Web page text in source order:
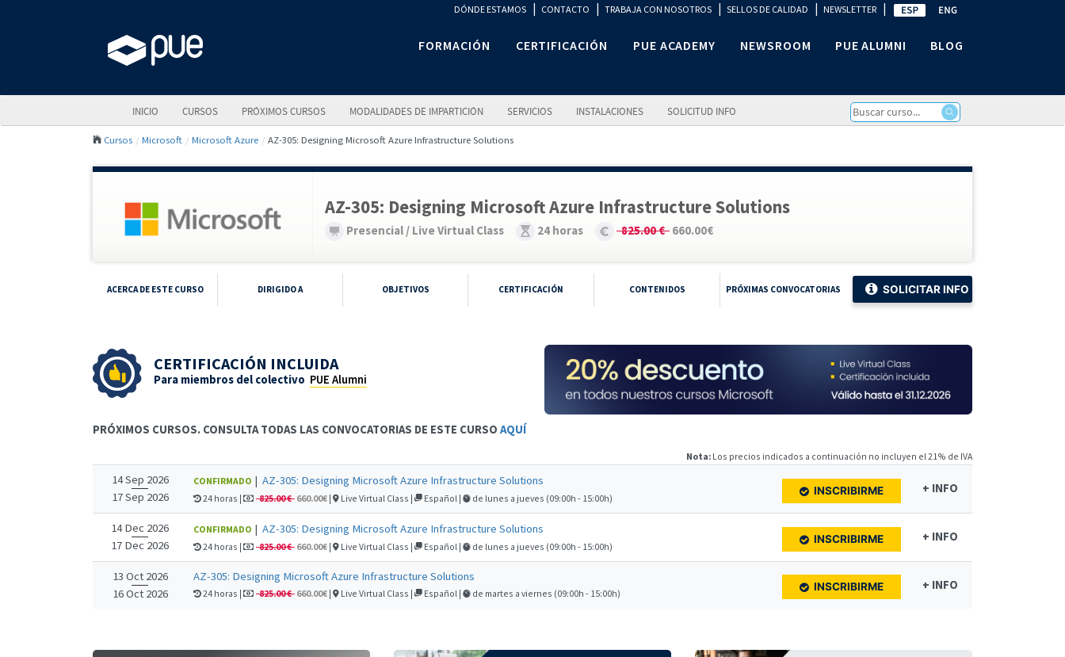
DÓNDE ESTAMOS | CONTACTO | TRABAJA CON NOSOTROS | SELLOS DE CALIDAD | NEWSLETTER |
FORMACIÓN CERTIFICACIÓN PUE ACADEMY NEWSROOM PUE ALUMNI BLOG
INICIO CURSOS PRÓXIMOS CURSOS MODALIDADES DE IMPARTICIÓN SERVICIOS INSTALACIONES SOLICITUD INFO
Cursos Microsoft Microsoft Azure AZ-305: Designing Microsoft Azure Infrastructure Solutions
AZ-305: Designing Microsoft Azure Infrastructure Solutions
Presencial / Live Virtual Class 24 horas 825.00 € 660.00€
ACERCA DE ESTE CURSO DIRIGIDO A OBJETIVOS CERTIFICACIÓN CONTENIDOS PRÓXIMAS CONVOCATORIAS SOLICITAR INFO
CERTIFICACIÓN INCLUIDA
Para miembros del colectivo PUE Alumni
PRÓXIMOS CURSOS. CONSULTA TODAS LAS CONVOCATORIAS DE ESTE CURSO AQUÍ
Nota: Los precios indicados a continuación no incluyen el 21% de IVA
14 Sep 2026
17 Sep 2026
CONFIRMADO | AZ-305: Designing Microsoft Azure Infrastructure Solutions
24 horas | 825.00 € 660.00€ | Live Virtual Class | Español | de lunes a jueves (09:00h - 15:00h)
INSCRIBIRME + INFO
14 Dec 2026
17 Dec 2026
CONFIRMADO | AZ-305: Designing Microsoft Azure Infrastructure Solutions
24 horas | 825.00 € 660.00€ | Live Virtual Class | Español | de lunes a jueves (09:00h - 15:00h)
INSCRIBIRME + INFO
13 Oct 2026
16 Oct 2026
AZ-305: Designing Microsoft Azure Infrastructure Solutions
24 horas | 825.00 € 660.00€ | Live Virtual Class | Español | de martes a viernes (09:00h - 15:00h)
INSCRIBIRME + INFO